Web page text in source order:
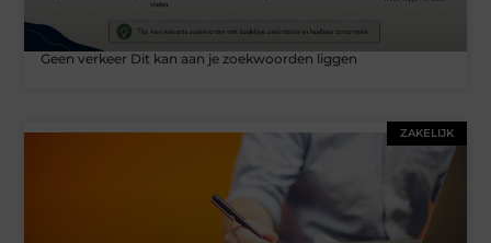
Geen verkeer Dit kan aan je zoekwoorden liggen
ZAKELIJK